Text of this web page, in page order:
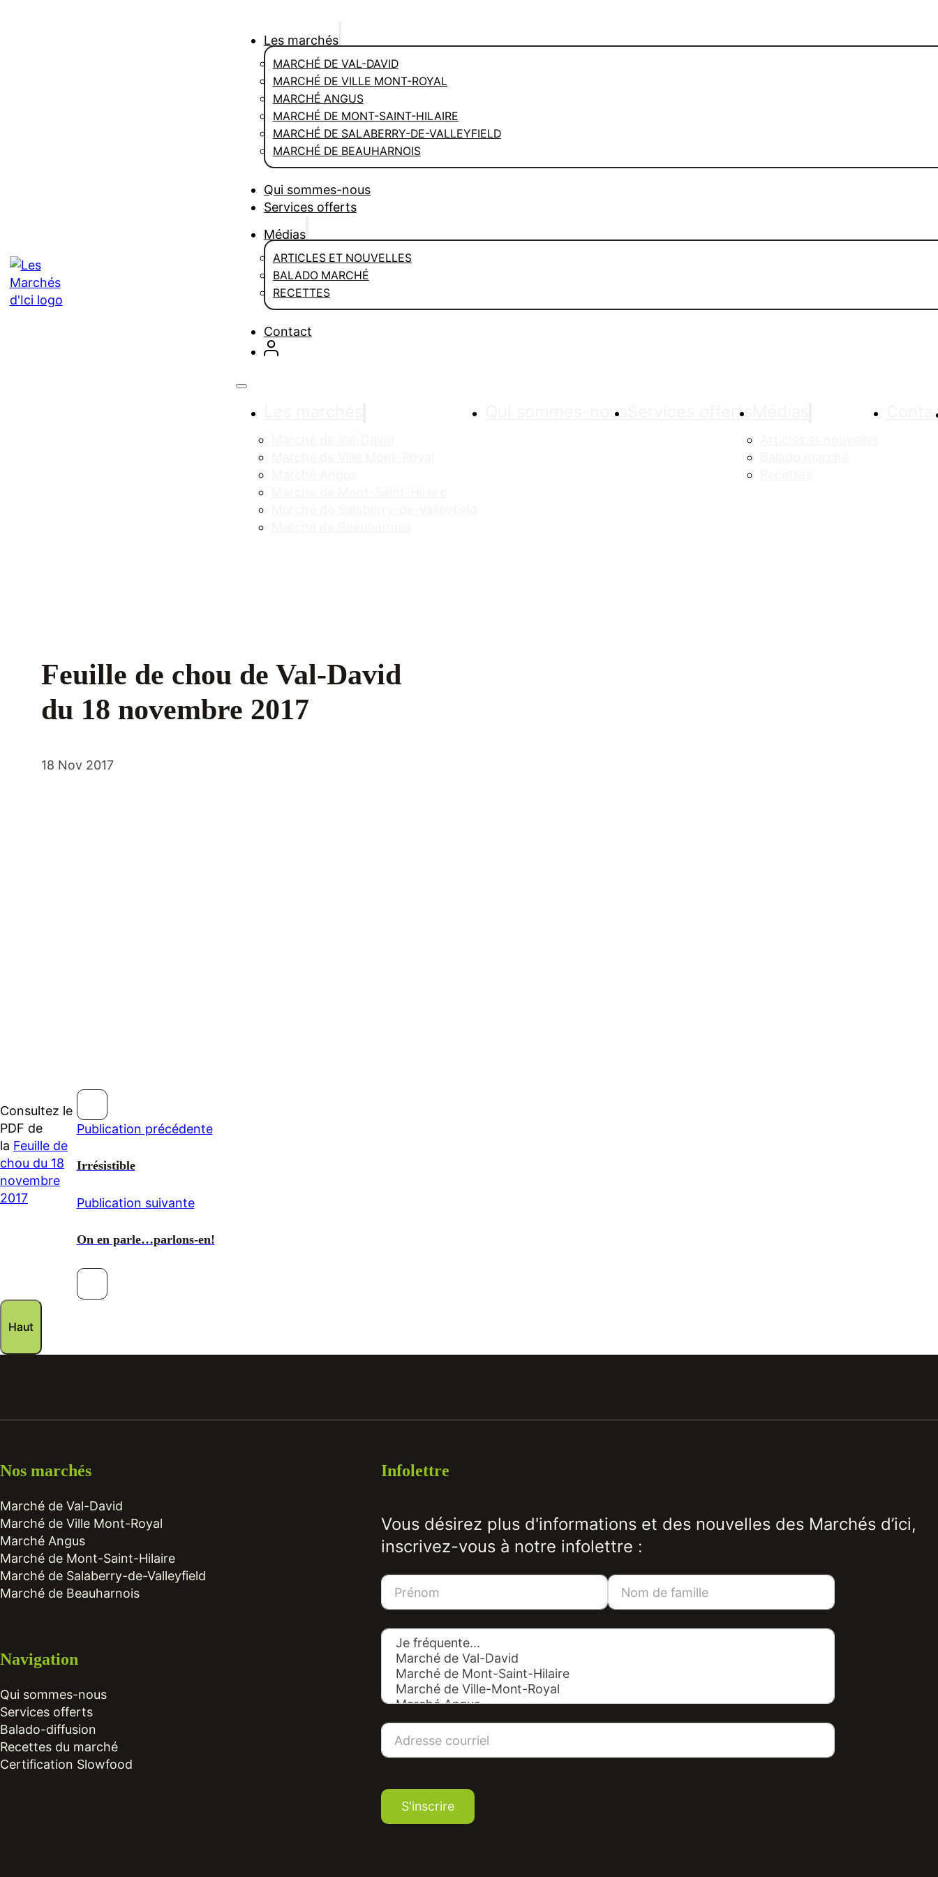
Les marchés
MARCHÉ DE VAL-DAVID
MARCHÉ DE VILLE MONT-ROYAL
MARCHÉ ANGUS
MARCHÉ DE MONT-SAINT-HILAIRE
MARCHÉ DE SALABERRY-DE-VALLEYFIELD
MARCHÉ DE BEAUHARNOIS
Qui sommes-nous
Services offerts
Médias
ARTICLES ET NOUVELLES
BALADO MARCHÉ
RECETTES
Contact
Qui sommes-nous Services offerts
Feuille de chou de Val-David
du 18 novembre 2017
18 Nov 2017
Consultez le
PDF de
la Feuille de
chou du 18
novembre
2017
Publication précédente
Irrésistible
Publication suivante
On en parle…parlons-en!
Haut
Nos marchés
Marché de Val-David
Marché de Ville Mont-Royal
Marché Angus
Marché de Mont-Saint-Hilaire
Marché de Salaberry-de-Valleyfield
Marché de Beauharnois
Navigation
Qui sommes-nous
Services offerts
Balado-diffusion
Recettes du marché
Certification Slowfood
Infolettre
Vous désirez plus d'informations et des nouvelles des Marchés d’ici,
inscrivez-vous à notre infolettre :
S'inscrire